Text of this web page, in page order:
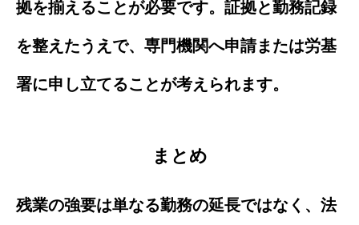
拠を揃えることが必要です。証拠と勤務記録
を整えたうえで、専門機関へ申請または労基
署に申し立てることが考えられます。
まとめ
残業の強要は単なる勤務の延長ではなく、法